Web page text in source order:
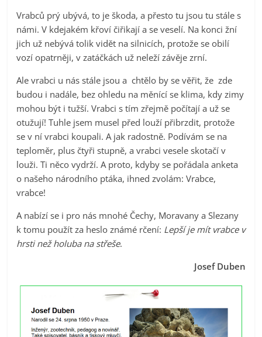
Vrabců prý ubývá, to je škoda, a přesto tu jsou tu stále s
námi. V kdejakém křoví čiřikají a se veselí. Na konci žní
jich už nebývá tolik vidět na silnicích, protože se obilí
vozí opatrněji, v zatáčkách už neleží závěje zrní.
Ale vrabci u nás stále jsou a chtělo by se věřit, že zde
budou i nadále, bez ohledu na měnící se klima, kdy zimy
mohou být i tužší. Vrabci s tím zřejmě počítají a už se
otužují! Tuhle jsem musel před louží přibrzdit, protože
se v ní vrabci koupali. A jak radostně. Podívám se na
teploměr, plus čtyři stupně, a vrabci vesele skotačí v
louži. Ti něco vydrží. A proto, kdyby se pořádala anketa
o našeho národního ptáka, ihned zvolám: Vrabce,
vrabce!
A nabízí se i pro nás mnohé Čechy, Moravany a Slezany
k tomu použít za heslo známé rčení: Lepší je mít vrabce v
hrsti než holuba na střeše.
Josef Duben